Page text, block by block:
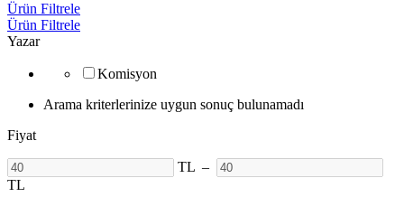
Ürün Filtrele
Ürün Filtrele
Yazar
Komisyon
Arama kriterlerinize uygun sonuç bulunamadı
Fiyat
TL –
TL